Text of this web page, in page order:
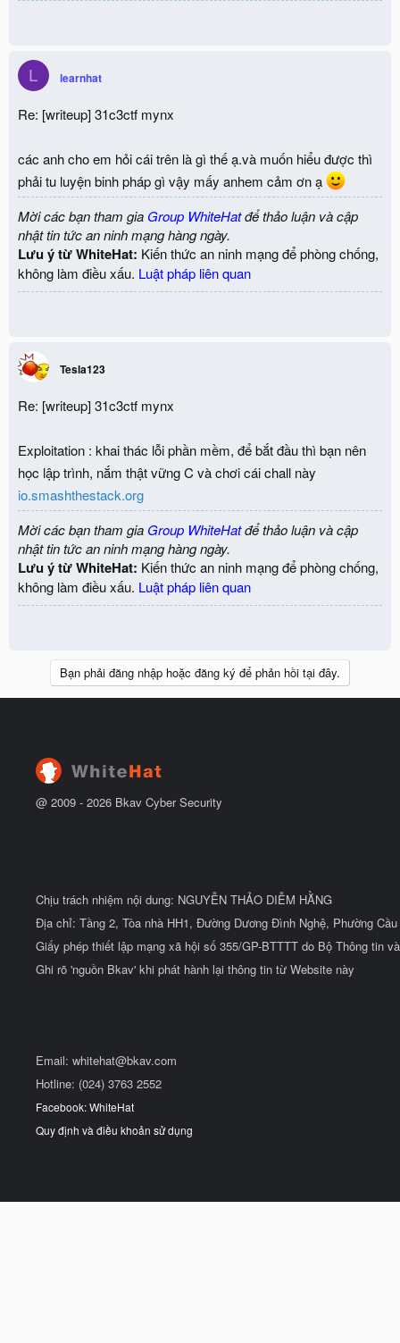
L learnhat
Re: [writeup] 31c3ctf mynx
các anh cho em hỏi cái trên là gì thế ạ.và muốn hiểu được thì
phải tu luyện binh pháp gì vậy mấy anhem cảm ơn ạ
Mời các bạn tham gia Group WhiteHatđể thảo luận và cập
nhật tin tức an ninh mạng hàng ngày.
Lưu ý từ WhiteHat: Kiến thức an ninh mạng để phòng chống,
không làm điều xấu. Luật pháp liên quan
Tesla123
Re: [writeup] 31c3ctf mynx
Exploitation : khai thác lỗi phần mềm, để bắt đầu thì bạn nên
học lập trình, nắm thật vững C và chơi cái chall này
io.smashthestack.org
Mời các bạn tham gia Group WhiteHatđể thảo luận và cập
nhật tin tức an ninh mạng hàng ngày.
Lưu ý từ WhiteHat: Kiến thức an ninh mạng để phòng chống,
không làm điều xấu. Luật pháp liên quan
Bạn phải đăng nhập hoặc đăng ký để phản hồi tại đây.
@ 2009 - 2026 Bkav Cyber Security
Chịu trách nhiệm nội dung: NGUYỄN THẢO DIỄM HẰNG
Địa chỉ: Tầng 2, Tòa nhà HH1, Đường Dương Đình Nghệ, Phường
Giấy phép thiết lập mạng xã hội số 355/GP-BTTTT do Bộ Thông tin
Ghi rõ 'nguồn Bkav' khi phát hành lại thông tin từ Website này
Email: whitehat@bkav.com
Hotline: (024) 3763 2552
Facebook: WhiteHat
Quy định và điều khoản sử dụng